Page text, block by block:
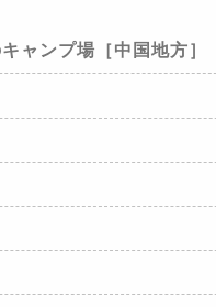
ャンプ場［中国地方］